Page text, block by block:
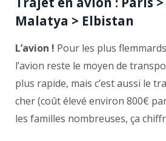
Malatya > Elbistan
L’avion ! Pour les plus
l’avion reste le moyen de
plus rapide, mais c’est aussi le
cher (coût élevé environ 800€
les familles nombreuses, ça